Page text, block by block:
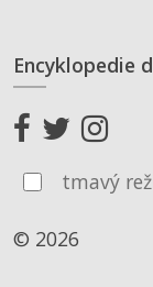
Encyklopedie
tmavý
© 2026